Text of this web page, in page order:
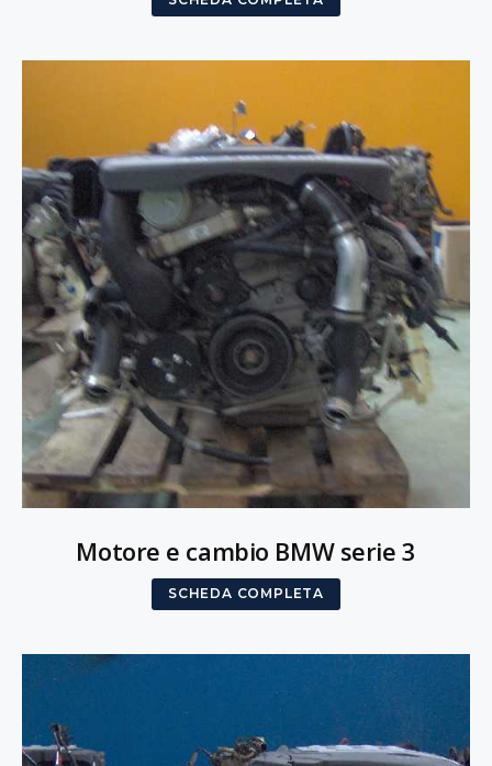
Motore e cambio BMW serie 3
SCHEDA COMPLETA